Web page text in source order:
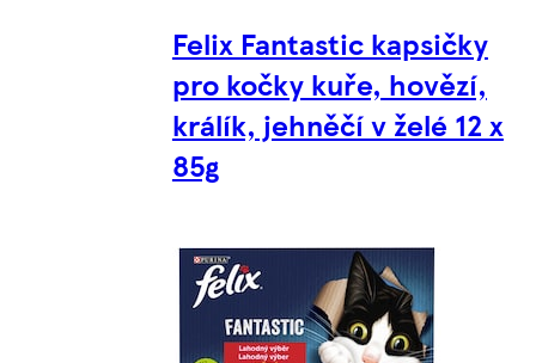
Felix Fantastic kapsičky
pro kočky kuře, hovězí,
králík, jehněčí v želé 12 x
85g